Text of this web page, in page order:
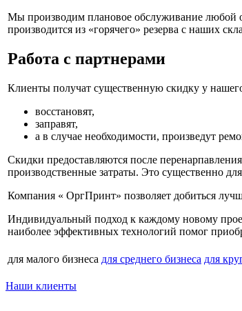
Мы производим плановое обслуживание любой
производится из «горячего» резерва с наших
Работа с партнерами
Клиенты получат существенную скидку у
восстановят,
заправят,
а в случае необходимости, произведут
Скидки предоставляются после
производственные затраты. Это существенно
Компания « ОргПринт» позволяет добиться
Индивидуальный подход к каждому новому
наиболее эффективных технологий помог
для малого бизнеса для среднего бизнеса для
Наши клиенты